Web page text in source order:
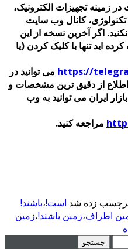
زمینه تجهیزات الکترونیک،
کانال وب سایت
اگر آخرین نسخه از این
اید تنها با کلیک کردن (یا
https:// می توانید در
از دقیق ترین مشخصات و
ایران می توانید به وب
مراجعه کنید.
زده شد است!،باشند!
اطراف،زمین باشند!،زمین